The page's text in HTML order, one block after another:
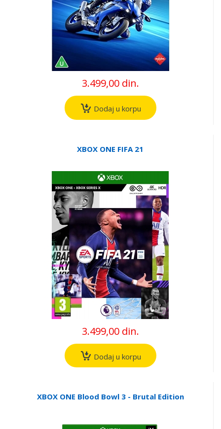
3.499,00 din.
Dodaj u korpu
XBOX ONE FIFA 21
3.499,00 din.
Dodaj u korpu
XBOX ONE Blood Bowl 3 - Brutal Edition